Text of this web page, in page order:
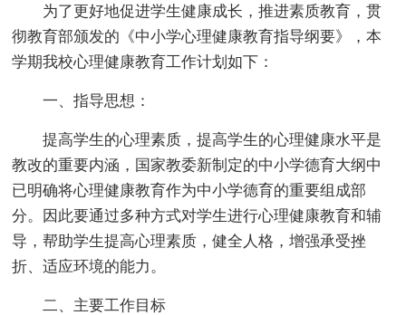
为了更好地促进学生健康成长，推进素质教育，贯
彻教育部颁发的《中小学心理健康教育指导纲要》，本
学期我校心理健康教育工作计划如下：
一、指导思想：
提高学生的心理素质，提高学生的心理健康水平是
教改的重要内涵，国家教委新制定的中小学德育大纲中
已明确将心理健康教育作为中小学德育的重要组成部
分。因此要通过多种方式对学生进行心理健康教育和辅
导，帮助学生提高心理素质，健全人格，增强承受挫
折、适应环境的能力。
二、主要工作目标